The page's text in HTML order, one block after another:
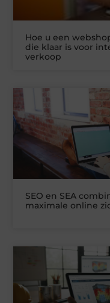
Hoe u een
die klaar is voor
verkoop
SEO en SEA
maximale online